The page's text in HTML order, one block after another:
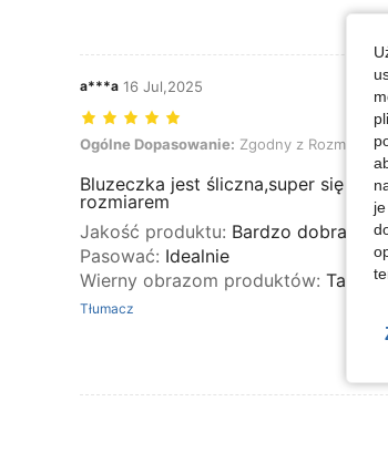
a***a 16 Jul,2025
Ogólne Dopasowanie: Zgodny z Rozmiarem,
Ogólne Dopasowanie: Zgodny z Rozmiarem
Bluzeczka jest śliczna,super się
rozmiarem
Jakość produktu: Bardzo dobra
Pasować: Idealnie
Wierny obrazom produktów: Tak
Tłumacz